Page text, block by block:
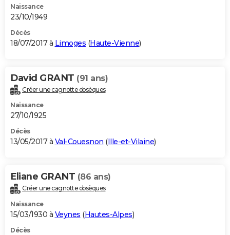
Naissance
23/10/1949
Décès
18/07/2017 à Limoges (Haute-Vienne)
David GRANT (91 ans)
Créer une cagnotte obsèques
Naissance
27/10/1925
Décès
13/05/2017 à Val-Couesnon (Ille-et-Vilaine)
Eliane GRANT (86 ans)
Créer une cagnotte obsèques
Naissance
15/03/1930 à Veynes (Hautes-Alpes)
Décès